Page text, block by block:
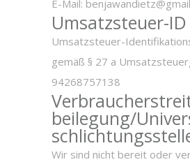
E-Mail:
Umsatzsteuer-ID
Umsatzsteuer-
gemäß § 27 a
94268757138
beilegung/
Wir sind nicht bereit oder